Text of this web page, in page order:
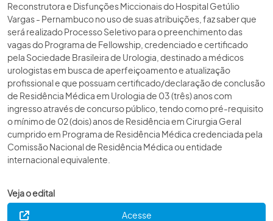
Reconstrutora e Disfunções Miccionais do Hospital Getúlio
Vargas - Pernambuco no uso de suas atribuições, faz saber que
será realizado Processo Seletivo para o preenchimento das
vagas do Programa de Fellowship, credenciado e certificado
pela Sociedade Brasileira de Urologia, destinado a médicos
urologistas em busca de aperfeiçoamento e atualização
profissional e que possuam certificado/declaração de conclusão
de Residência Médica em Urologia de 03 (três) anos com
ingresso através de concurso público, tendo como pré-requisito
o mínimo de 02 (dois) anos de Residência em Cirurgia Geral
cumprido em Programa de Residência Médica credenciada pela
Comissão Nacional de Residência Médica ou entidade
internacional equivalente.
Veja o edital
Acesse